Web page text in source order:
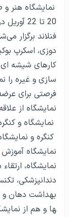
20 تا
فنلاند برگزار
دوزی، اسکرپ
کارهای شیشه
سازی و غیره
فرصتی برای
نمایشگاه از
نمایشگاه و
کنگره و
نمایشگاه
نمایشگاه،
دندانپزشکی،
بهداشت دهان و